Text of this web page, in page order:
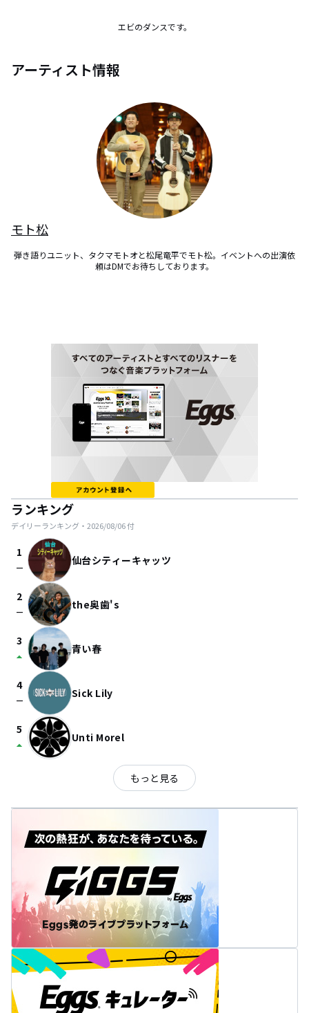
エビのダンスです。
アーティスト情報
モト松
弾き語りユニット、タクマモトオと松尾竜平でモト松。イベントへの出演依
頼はDMでお待ちしております。
ランキング
デイリーランキング・ 2026/08/06付
1
check_indeterminate_small 仙台シティーキャッツ
2
check_indeterminate_small the奥歯's
3
arrow_drop_up 青い春
4
check_indeterminate_small Sick Lily
5
arrow_drop_up Unti Morel
もっと見る